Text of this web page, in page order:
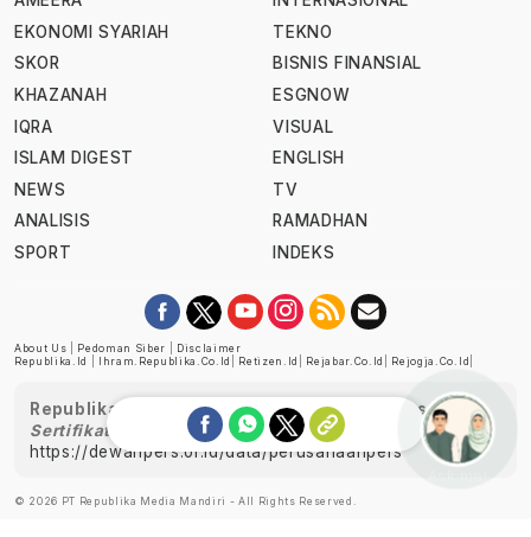
EKONOMI SYARIAH
SKOR
KHAZANAH
IQRA
ISLAM DIGEST
NEWS
ANALISIS
SPORT
TEKNO
BISNIS FINANSIAL
ESGNOW
VISUAL
ENGLISH
TV
RAMADHAN
INDEKS
About Us Pedoman Siber
Disclaimer
Republika.id
Ihram.republika.co.id Retizen.id Rejabar.co.id Rejogja.co.id
Republika telah diverifikasi oleh Dewan Pers
Sertifikat Nomor 1058/DP-Verifikasi/K/XII/2022
https://dewanpers.or.id/data/perusahaanpers
© 2026 PT Republika Media Mandiri - All Rights Reserved.